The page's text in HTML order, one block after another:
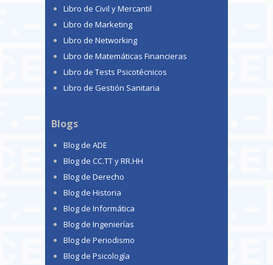
Libro de Civil y Mercantil
Libro de Marketing
Libro de Networking
Libro de Matemáticas Financieras
Libro de Tests Psicotécnicos
Libro de Gestión Sanitaria
Blogs
Blog de ADE
Blog de CC.TT y RR.HH
Blog de Derecho
Blog de Historia
Blog de Informática
Blog de Ingenierías
Blog de Periodismo
Blog de Psicología